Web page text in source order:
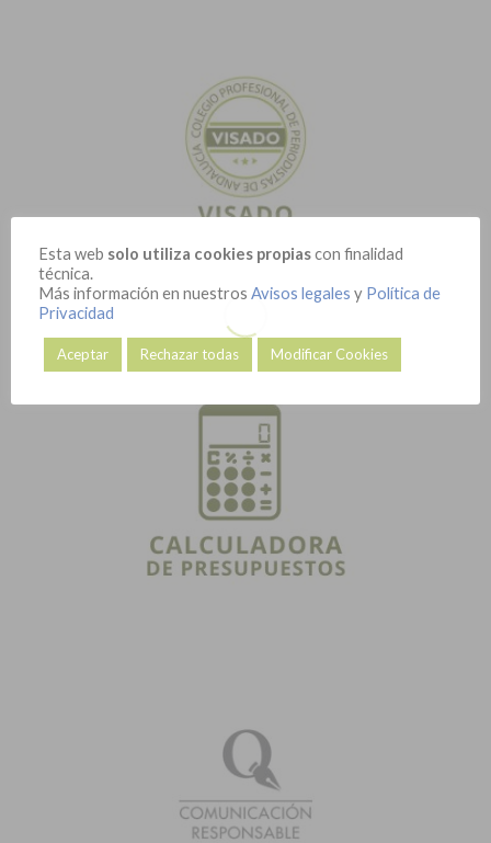
Esta web solo utiliza cookies propiascon finalidad
técnica.
Más información en nuestros Avisos legales y Política de
Privacidad
Aceptar Rechazar todas Modificar Cookies